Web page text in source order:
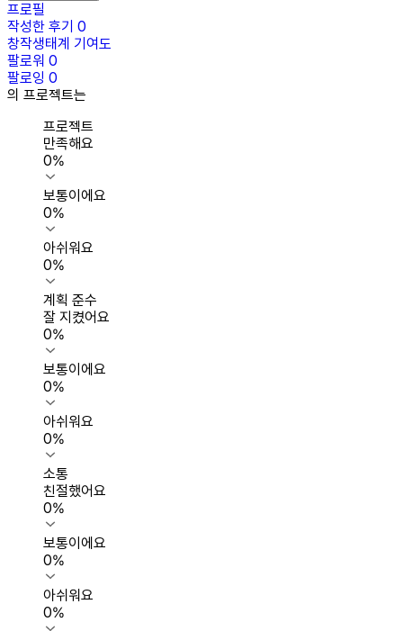
프로필
작성한 후기 0
창작생태계 기여도
팔로워 0
팔로잉 0
의 프로젝트는
프로젝트
만족해요
0%
보통이에요
0%
아쉬워요
0%
계획 준수
잘 지켰어요
0%
보통이에요
0%
아쉬워요
0%
소통
친절했어요
0%
보통이에요
0%
아쉬워요
0%